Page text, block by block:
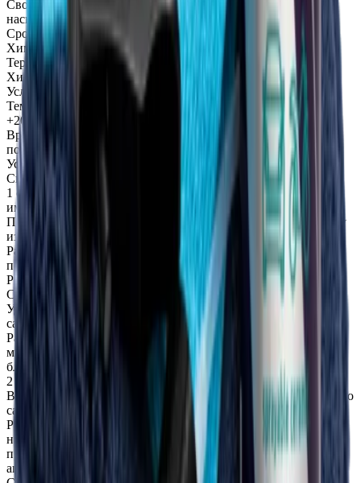
Свойства покрытия – гидрофобные, антистатические,
насыщение цвета;
Срок годности – 1 год без вскрытия упаковки.
Химические свойства:
Термостойкость – -30 °C до +150 °C;
Химическая стойкость – 3
Угол контакта с водой – 102°;
Условия:
Температура нанесения – +10 °C до +25 °C (рекомендуемая
+20 °C);
Время кристаллизации – 10-12 часов первичная; 7 дней
полностью;
Условия хранения – +5 °C до +25 °C.
Способ применения:
1 способ: С помощью куркового распылителя (триггера) /
имеется в комплекте/:
Повернувшись от машины, распылите покрытие на салфетку
из микрофибры;
Равномерно распределите покрытие до тех пор, пока
поверхность полностью не покроется равномерным слоем.
Рекомендуется работать небольшими участками;
Сделайте технологическую выдержку около 1 минуты;
Удалите излишки покрытия при помощи микрофибровой
салфетки;
Располируйте поверхность полотенцем из микрофибры, с
минимальным нажимом, для достижения максимального
блеска.
2 способ: С помощью аппликатора:
Вместо салфетки для аппликатора примените микрофибровую
салфетку плотностью 200-250 грамм с коротким ворсом;
Равномерно нанесите состав на поверхность (из расчета 50мл
на 1 слой машины среднего размера седана) используя
продольно-поперечную траекторию при движении
аппликатором. Не рекомендуется делать круговые движения;